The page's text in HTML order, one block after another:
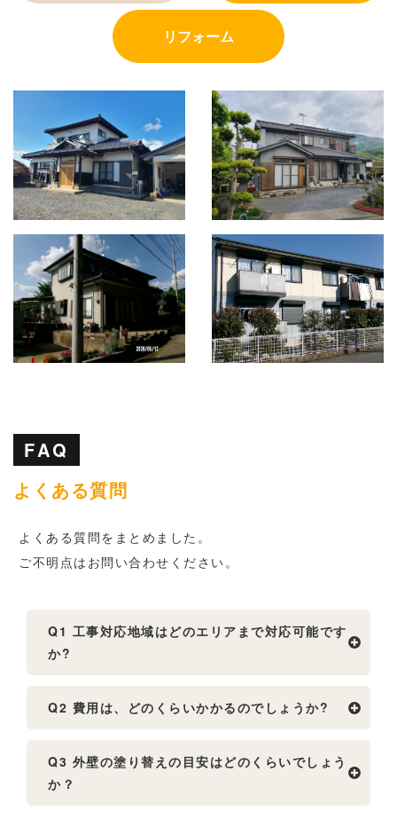
リフォーム
FAQ
よくある質問
よくある質問をまとめました。
ご不明点はお問い合わせください。
Q1 工事対応地域はどのエリアまで対応可能です
か?
Q2 費用は、どのくらいかかるのでしょうか?
Q3 外壁の塗り替えの目安はどのくらいでしょう
か？